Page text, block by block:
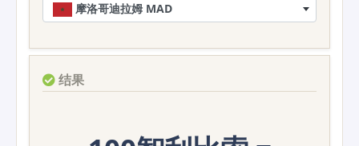
摩洛哥迪拉姆 MAD
结果